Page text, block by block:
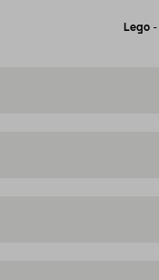
Lego -